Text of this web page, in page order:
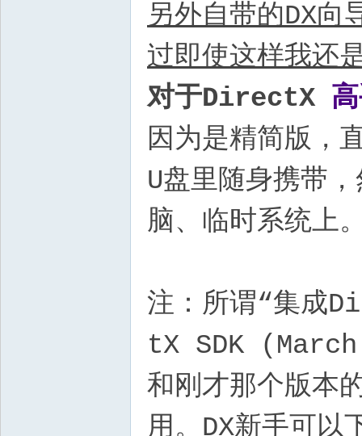
另外自带的DX向
过即使这样我还
对于DirectX
因为是精简版，
U盘里随身携带
脑、临时系统上
注：所谓“集成
tX SDK (March
和刚才那个版本
用。DX新手可以